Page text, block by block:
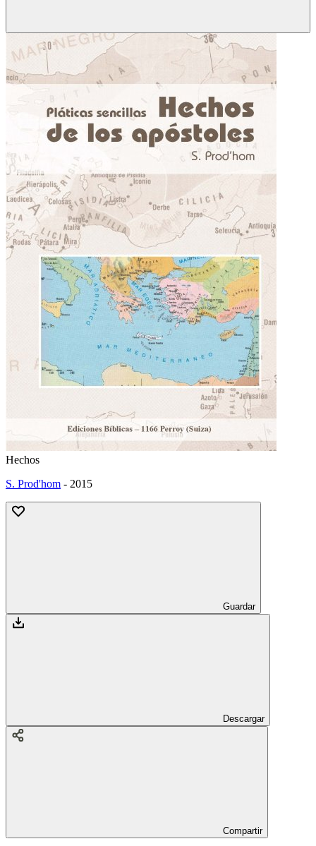
Hechos
S. Prod'hom - 2015
Guardar
Descargar
Compartir